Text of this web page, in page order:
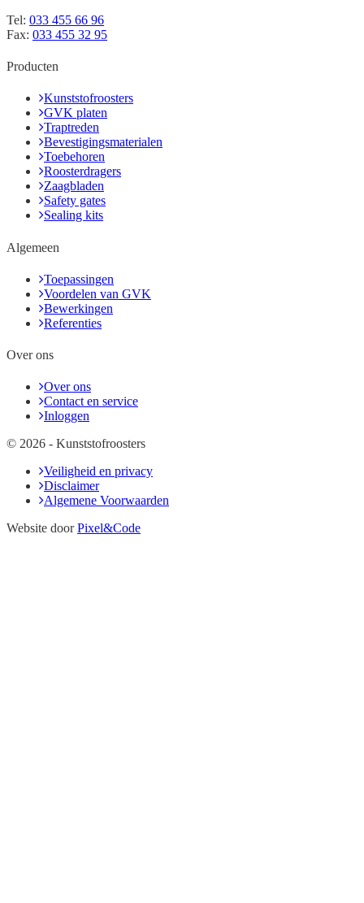
Tel: 033 455 66 96
Fax: 033 455 32 95
Producten
Kunststofroosters
GVK platen
Traptreden
Bevestigingsmaterialen
Toebehoren
Roosterdragers
Zaagbladen
Safety gates
Sealing kits
Algemeen
Toepassingen
Voordelen van GVK
Bewerkingen
Referenties
Over ons
Over ons
Contact en service
Inloggen
© 2026 - Kunststofroosters
Veiligheid en privacy
Disclaimer
Algemene Voorwaarden
Website doorPixel&Code